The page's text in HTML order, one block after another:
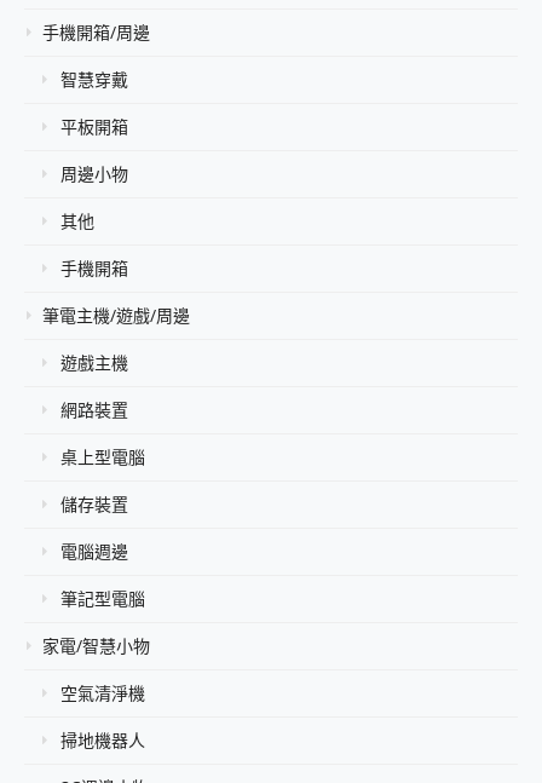
手機開箱/周邊
智慧穿戴
平板開箱
周邊小物
其他
手機開箱
筆電主機/遊戲/周邊
遊戲主機
網路裝置
桌上型電腦
儲存裝置
電腦週邊
筆記型電腦
家電/智慧小物
空氣清淨機
掃地機器人